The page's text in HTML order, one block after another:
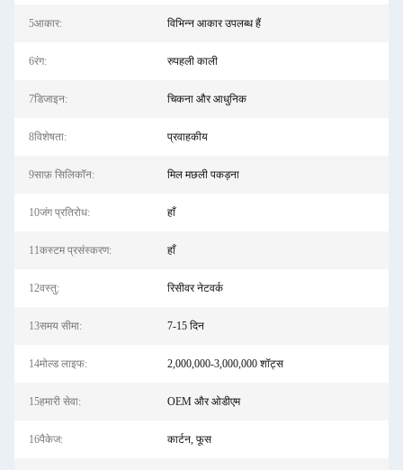
5आकार: विभिन्न आकार उपलब्ध हैं
6रंग: रुपहली काली
7डिजाइन: चिकना और आधुनिक
8विशेषता: प्रवाहकीय
9साफ़ सिलिकॉन: मिल मछली पकड़ना
10जंग प्रतिरोध: हाँ
11कस्टम प्रसंस्करण: हाँ
12वस्तु: रिसीवर नेटवर्क
13समय सीमा: 7-15 दिन
14मोल्ड लाइफ: 2,000,000-3,000,000 शॉट्स
15हमारी सेवा: OEM और ओडीएम
16पैकेज: कार्टन, फूस